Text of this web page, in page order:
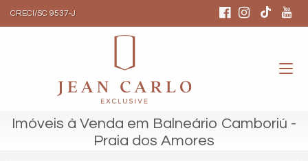
CRECI/SC 9537-J
Imóveis à Venda em Balneário Camboriú -
Praia dos Amores